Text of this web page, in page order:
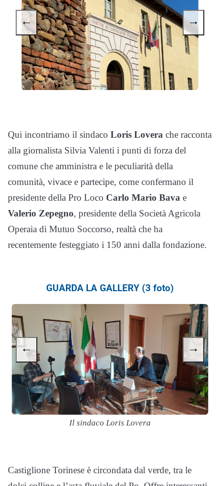
← →
Qui incontriamo il sindaco Loris Lovera che racconta
alla giornalista Silvia Valenti i punti di forza del
comune che amministra e le peculiarità della
comunità, vivace e partecipe, come confermano il
presidente della Pro Loco Carlo Mario Bava e
Valerio Zepegno, presidente della Società Agricola
Operaia di Mutuo Soccorso, realtà che ha
recentemente festeggiato i 150 anni dalla fondazione.
GUARDA LA GALLERY (3 foto)
Il sindaco Loris Lovera
← →
Castiglione Torinese è circondata dal verde, tra le